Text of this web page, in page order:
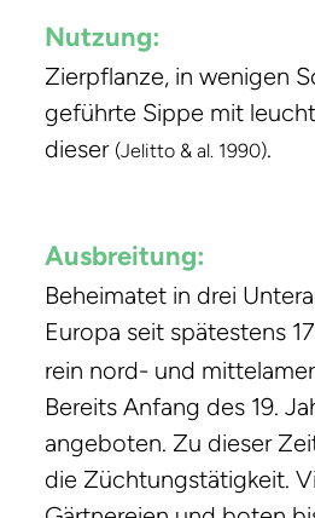
Nutzung:
Zierpflanze, in wenigen
geführte Sippe mit
dieser (Jelitto & al. 1990).
Ausbreitung:
Beheimatet in drei
Europa seit spätestens
rein nord- und
Bereits Anfang des 19.
angeboten. Zu dieser
die Züchtungstätigkeit.